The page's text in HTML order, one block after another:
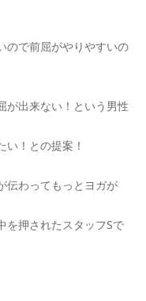
ので前屈がやりやすいの
が出来ない！という男性
！との提案！
伝わってもっとヨガが
を押されたスタッフSで